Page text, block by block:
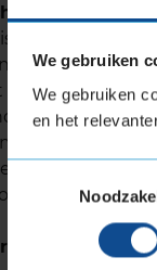
We gebruiken
We gebruiken
en het
Toestemmingsselectie
kenmerken
voorzien van
van de band
de handling op
heeft veel
ze elkaar
ontwikkelen
Dus
VECTOR